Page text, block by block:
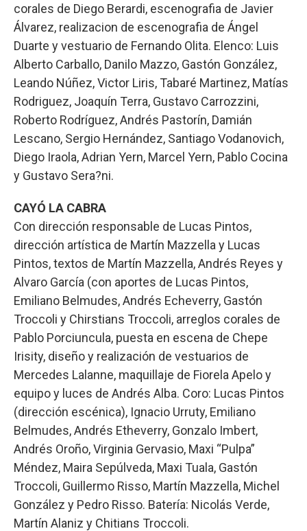
corales de Diego Berardi, escenografia de Javier
Álvarez, realizacion de escenografia de Ángel
Duarte y vestuario de Fernando Olita. Elenco: Luis
Alberto Carballo, Danilo Mazzo, Gastón González,
Leando Núñez, Victor Liris, Tabaré Martinez, Matías
Rodriguez, Joaquín Terra, Gustavo Carrozzini,
Roberto Rodríguez, Andrés Pastorín, Damián
Lescano, Sergio Hernández, Santiago Vodanovich,
Diego Iraola, Adrian Yern, Marcel Yern, Pablo Cocina
y Gustavo Sera?ni.
CAYÓ LA CABRA
Con dirección responsable de Lucas Pintos,
dirección artística de Martín Mazzella y Lucas
Pintos, textos de Martín Mazzella, Andrés Reyes y
Alvaro García (con aportes de Lucas Pintos,
Emiliano Belmudes, Andrés Echeverry, Gastón
Troccoli y Chirstians Troccoli, arreglos corales de
Pablo Porciuncula, puesta en escena de Chepe
Irisity, diseño y realización de vestuarios de
Mercedes Lalanne, maquillaje de Fiorela Apelo y
equipo y luces de Andrés Alba. Coro: Lucas Pintos
(dirección escénica), Ignacio Urruty, Emiliano
Belmudes, Andrés Etheverry, Gonzalo Imbert,
Andrés Oroño, Virginia Gervasio, Maxi “Pulpa”
Méndez, Maira Sepúlveda, Maxi Tuala, Gastón
Troccoli, Guillermo Risso, Martín Mazzella, Michel
González y Pedro Risso. Batería: Nicolás Verde,
Martín Alaniz y Chitians Troccoli.